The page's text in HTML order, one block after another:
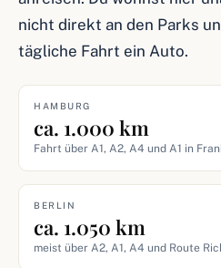
nicht direkt an den Parks
tägliche Fahrt ein Auto.
HAMBURG
ca. 1.000 km
Fahrt über A1, A2, A4 und A1 in
BERLIN
ca. 1.050 km
meist über A2, A1, A4 und Route